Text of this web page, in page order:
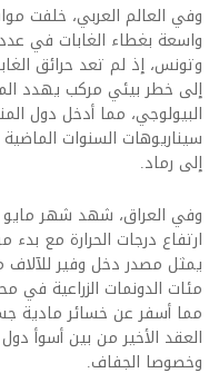
وفي العالم العربي، خلفت
واسعة بغطاء الغابات في
وتونس، إذ لم تعد حرائق
إلى خطر بيئي مركب يهدد
البيولوجي، مما أدخل دول
سيناريوهات السنوات
إلى رماد.
وفي العراق، شهد شهر مايو
ارتفاع درجات الحرارة مع
يمثل مصدر دخل وفير للآلاف
مئات الدونمات الزراعية في
مما أسفر عن خسائر مادية
العقد الأخير من بين أسوأ دول
وخصوصا الجفاف.